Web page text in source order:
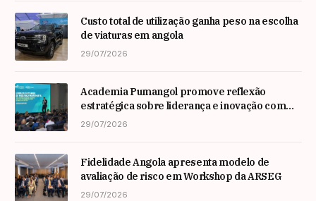
Custo total de utilização ganha peso na escolha
de viaturas em angola
29/07/2026
Academia Pumangol promove reflexão
estratégica sobre liderança e inovação com
especialista internacional Nadim Habib
29/07/2026
Fidelidade Angola apresenta modelo de
avaliação de risco em Workshop da ARSEG
29/07/2026